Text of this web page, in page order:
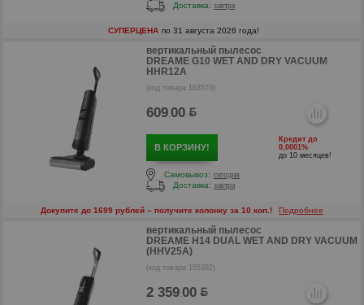
р
Доставка: завтра
СУПЕРЦЕНА по 31 августа 2026 года!
вертикальный пылесос
DREAME G10 WET AND DRY VACUUM
HHR12A
(код товара 163570)
609.00
В КОРЗИНУ!
Кредит до
0,0001%
до 10 месяцев!
Самовывоз: сегодня
Доставка: завтра
Докупите до 1699 рублей – получите колонку за 10 коп.! Подробнее
вертикальный пылесос
DREAME H14 DUAL WET AND DRY VACUUM
(HHV25A)
(код товара 155382)
2 359.00